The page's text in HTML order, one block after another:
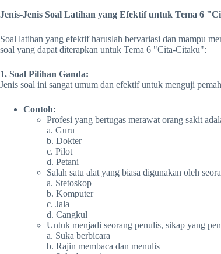
Jenis-Jenis Soal Latihan yang Efektif untuk Tema 6
Soal latihan yang efektif haruslah bervariasi dan mampu
soal yang dapat diterapkan untuk Tema 6 "Cita-Citaku":
1. Soal Pilihan Ganda:
Jenis soal ini sangat umum dan efektif untuk menguji
Contoh:
Profesi yang bertugas merawat orang sakit
a. Guru
b. Dokter
c. Pilot
d. Petani
Salah satu alat yang biasa digunakan oleh
a. Stetoskop
b. Komputer
c. Jala
d. Cangkul
Untuk menjadi seorang penulis, sikap yang
a. Suka berbicara
b. Rajin membaca dan menulis